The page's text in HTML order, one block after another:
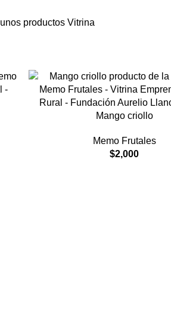
Mango criollo
Memo Frutales
$2,000